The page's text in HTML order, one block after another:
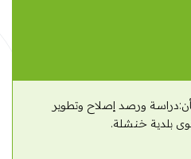
رقم 04/2022 بشأن:دراسة ورصد إصلاح وتطوير
بلدية خنشلة.